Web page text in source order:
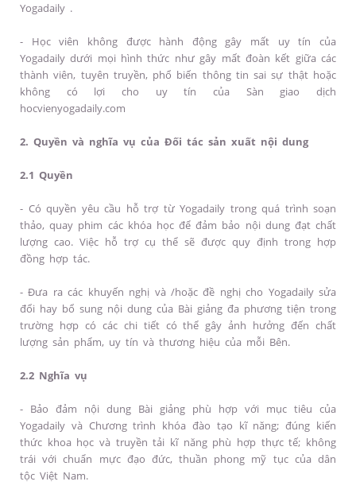
Yogadaily .
- Học viên không được hành động gây mất uy tín của
Yogadaily dưới mọi hình thức như gây mất đoàn kết giữa các
thành viên, tuyên truyền, phổ biến thông tin sai sự thật hoặc
không có lợi cho uy tín của Sàn giao dịch
hocvienyogadaily.com
2. Quyền và nghĩa vụ của Đối tác sản xuất nội dung
2.1 Quyền
- Có quyền yêu cầu hỗ trợ từ Yogadaily trong quá trình soạn
thảo, quay phim các khóa học để đảm bảo nội dung đạt chất
lượng cao. Việc hỗ trợ cụ thể sẽ được quy định trong hợp
đồng hợp tác.
- Đưa ra các khuyến nghị và /hoặc đề nghị cho Yogadaily sửa
đổi hay bổ sung nội dung của Bài giảng đa phương tiện trong
trường hợp có các chi tiết có thể gây ảnh hưởng đến chất
lượng sản phẩm, uy tín và thương hiệu của mỗi Bên.
2.2 Nghĩa vụ
- Bảo đảm nội dung Bài giảng phù hợp với mục tiêu của
Yogadaily và Chương trình khóa đào tạo kĩ năng; đúng kiến
thức khoa học và truyền tải kĩ năng phù hợp thực tế; không
trái với chuẩn mực đạo đức, thuần phong mỹ tục của dân
tộc Việt Nam.